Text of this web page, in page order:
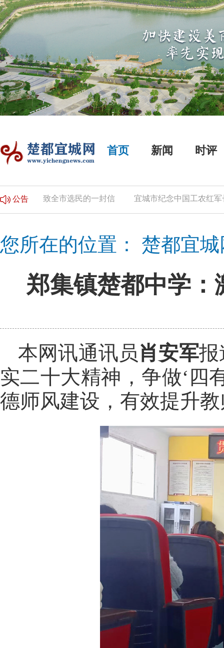
首页 新闻 时评
公告
告 致全市选民的一封信 宜城市纪念中国工农红军
您所在的位置： 楚都宜城
郑集镇楚都中学：
本网讯通讯员肖安军报
实二十大精神，争做‘四
德师风建设，有效提升